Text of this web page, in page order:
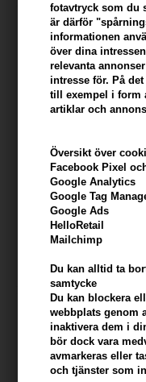
fotavtryck som du
är därför
informationen
över dina
relevanta
intresse för. På
till exempel i form
artiklar och
Översikt över
Facebook Pixel
Google Analytics
Google Tag
Google Ads
HelloRetail
Mailchimp
Du kan alltid ta
samtycke
Du kan blockera
webbplats genom
inaktivera dem i
bör dock vara
avmarkeras eller
och tjänster som
epiic nr. 15 Style'it Wax
324,00 SEK